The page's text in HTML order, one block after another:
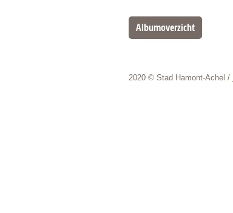
Albumoverzicht
2020 © Stad Hamont-Achel /